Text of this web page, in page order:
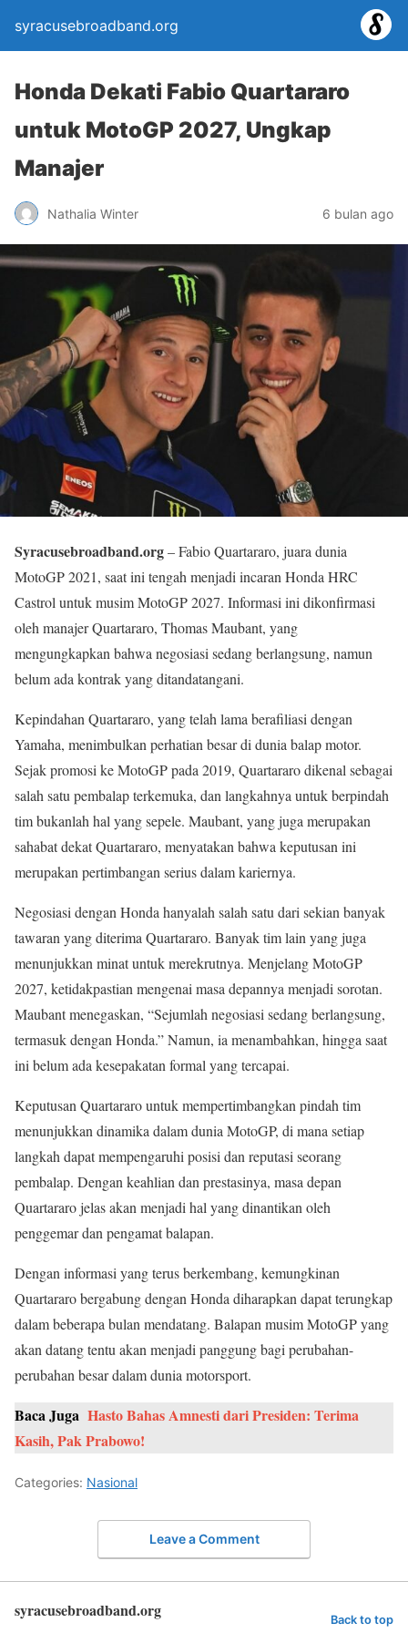
syracusebroadband.org
Honda Dekati Fabio Quartararo
untuk MotoGP 2027, Ungkap
Manajer
Nathalia Winter 6 bulan ago
Syracusebroadband.org– Fabio Quartararo, juara dunia
MotoGP 2021, saat ini tengah menjadi incaran Honda HRC
Castrol untuk musim MotoGP 2027. Informasi ini dikonfirmasi
oleh manajer Quartararo, Thomas Maubant, yang
mengungkapkan bahwa negosiasi sedang berlangsung, namun
belum ada kontrak yang ditandatangani.
Kepindahan Quartararo, yang telah lama berafiliasi dengan
Yamaha, menimbulkan perhatian besar di dunia balap motor.
Sejak promosi ke MotoGP pada 2019, Quartararo dikenal sebagai
salah satu pembalap terkemuka, dan langkahnya untuk berpindah
tim bukanlah hal yang sepele. Maubant, yang juga merupakan
sahabat dekat Quartararo, menyatakan bahwa keputusan ini
merupakan pertimbangan serius dalam kariernya.
Negosiasi dengan Honda hanyalah salah satu dari sekian banyak
tawaran yang diterima Quartararo. Banyak tim lain yang juga
menunjukkan minat untuk merekrutnya. Menjelang MotoGP
2027, ketidakpastian mengenai masa depannya menjadi sorotan.
Maubant menegaskan, “Sejumlah negosiasi sedang berlangsung,
termasuk dengan Honda.” Namun, ia menambahkan, hingga saat
ini belum ada kesepakatan formal yang tercapai.
Keputusan Quartararo untuk mempertimbangkan pindah tim
menunjukkan dinamika dalam dunia MotoGP, di mana setiap
langkah dapat mempengaruhi posisi dan reputasi seorang
pembalap. Dengan keahlian dan prestasinya, masa depan
Quartararo jelas akan menjadi hal yang dinantikan oleh
penggemar dan pengamat balapan.
Dengan informasi yang terus berkembang, kemungkinan
Quartararo bergabung dengan Honda diharapkan dapat terungkap
dalam beberapa bulan mendatang. Balapan musim MotoGP yang
akan datang tentu akan menjadi panggung bagi perubahan-
perubahan besar dalam dunia motorsport.
Baca Juga Hasto Bahas Amnesti dari Presiden: Terima
Kasih, Pak Prabowo!
Categories: Nasional
Leave a Comment
syracusebroadband.org Back to top